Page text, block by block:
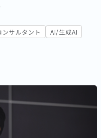
ンサルタント
AI/生成AI